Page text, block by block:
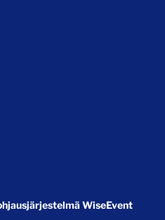
WiseEvent